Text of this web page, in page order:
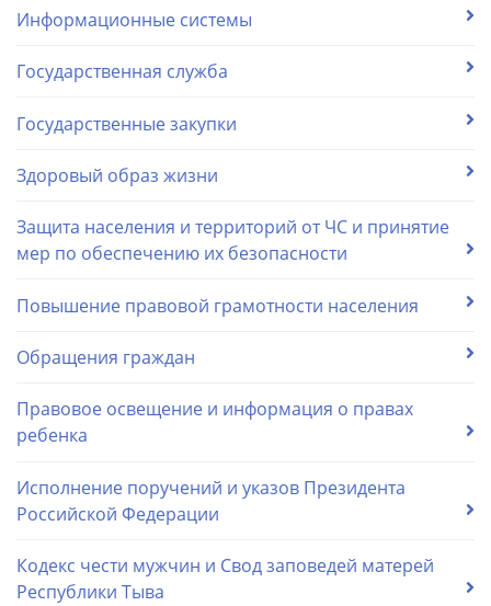
Информационные системы
Государственная служба
Государственные закупки
Здоровый образ жизни
Защита населения и территорий от ЧС и принятие
мер по обеспечению их безопасности
Повышение правовой грамотности населения
Обращения граждан
Правовое освещение и информация о правах
ребенка
Исполнение поручений и указов Президента
Российской Федерации
Кодекс чести мужчин и Cвод заповедей матерей
Республики Тыва